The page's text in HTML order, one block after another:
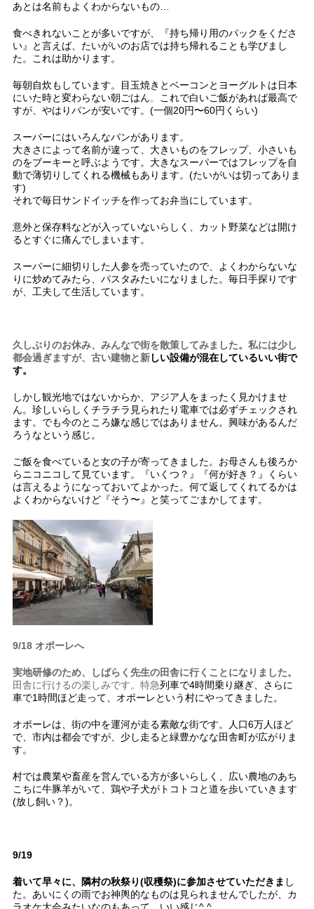
あとは名前もよくわからないもの…
食べきれないことが多いですが、『持ち帰り用のパックをくださ
い』と言えば、たいがいのお店では持ち帰れることも学びまし
た。これは助かります。
毎朝自炊もしています。目玉焼きとベーコンとヨーグルトは日本
にいた時と変わらない朝ごはん。 これで白いご飯があれば最高で
すが、やはりパンが安いです。(一個20円〜60円くらい)
スーパーにはいろんなパンがあります。
大きさによって名前が違って、大きいものをフレップ、小さいも
のをブーキーと呼ぶようです。大きなスーパーではフレップを自
動で薄切りしてくれる機械もあります。(たいがいは切ってありま
す)
それで毎日サンドイッチを作ってお弁当にしています。
意外と保存料などが入っていないらしく、カット野菜などは開け
るとすぐに痛んでしまいます。
スーパーに細切りした人参を売っていたので、よくわからないな
りに炒めてみたら、パスタみたいになりました。毎日手探りです
が、工夫して生活しています。
久しぶりのお休み、みんなで街を散策してみました。私には少し
都会過ぎますが、古い建物と新しい設備が混在しているいい街で
す。
しかし観光地ではないからか、アジア人をまったく見かけませ
ん。珍しいらしくチラチラ見られたり電車では必ずチェックされ
ます。でも今のところ嫌な感じではありません。興味があるんだ
ろうなという感じ。
ご飯を食べていると女の子が寄ってきました。お母さんも後ろか
らニコニコして見ています。『いくつ？』『何が好き？』くらい
は言えるようになっておいてよかった。何て返してくれてるかは
よくわからないけど『そう〜』と笑ってごまかしてます。
9/18 オポーレへ
実地研修のため、しばらく先生の田舎に行くことになりました。
田舎に行けるの楽しみです。特急列車で4時間乗り継ぎ、さらに
車で1時間ほど走って、オポーレという村にやってきました。
オポーレは、街の中を運河が走る素敵な街です。人口6万人ほど
で、市内は都会ですが、少し走ると緑豊かなな田舎町が広がりま
す。
村では農業や畜産を営んでいる方が多いらしく、広い農地のあち
こちに牛豚羊がいて、鶏や子犬がトコトコと道を歩いていきます
(放し飼い？)。
9/19
着いて早々に、隣村の秋祭り(収穫祭)に参加させていただきま し
た。あいにくの雨でお神輿的なものは見られませんでしたが、カ